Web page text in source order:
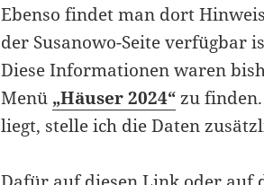
Ebenso findet man dort
der Susanowo-Seite verfügbar
Diese Informationen waren
Menü „Häuser 2024“zu
liegt, stelle ich die Daten